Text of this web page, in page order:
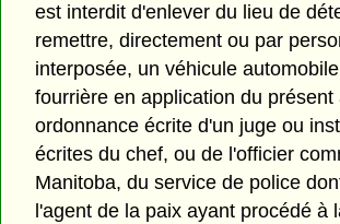
est interdit d'enlever du lieu de
remettre, directement ou par
interposée, un véhicule
fourrière en application du présent
ordonnance écrite d'un juge ou
écrites du chef, ou de l'officier
Manitoba, du service de police
l'agent de la paix ayant procédé à